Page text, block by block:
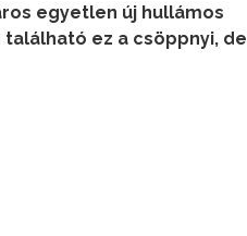
egyetlen új hullámos
található ez a csöppnyi, de